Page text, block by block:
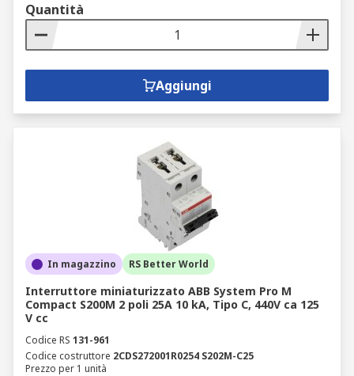
Quantità
Aggiungi
In magazzino RS Better World
Interruttore miniaturizzato ABB System Pro M
Compact S200M 2 poli 25A 10 kA, Tipo C, 440V ca 125
V cc
Codice RS 131-961
Codice costruttore 2CDS272001R0254 S202M-C25
Prezzo per 1 unità